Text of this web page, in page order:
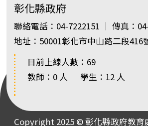
彰化縣政府
聯絡電話：04-7222151 ｜ 傳真：
地址：50001彰化市中山路二段416
目前上線人數：69
教師：0 人 ｜ 學生：12 人
Copyright 2025 © 彰化縣政府教育